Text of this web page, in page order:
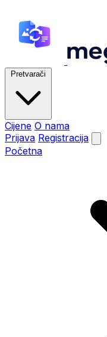
Pretvarači
Cijene O nama
Prijava Registracija
Početna